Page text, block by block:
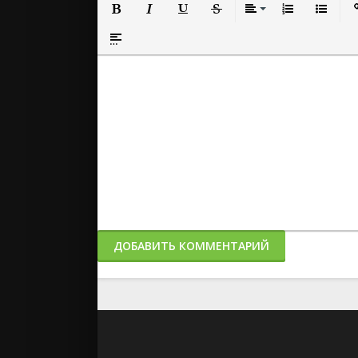
Вставка спойлера
ДОБАВИТЬ КОММЕНТАРИЙ